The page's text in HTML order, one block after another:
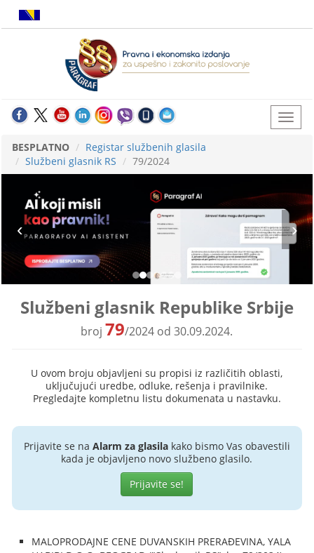
BESPLATNO
Registar službenih glasila
Službeni glasnik RS
79/2024
Službeni glasnik Republike Srbije
broj 79/2024 od 30.09.2024.
U ovom broju objavljeni su propisi iz različitih oblasti,
uključujući uredbe, odluke, rešenja i pravilnike.
Pregledajte kompletnu listu dokumenata u nastavku.
Prijavite se na Alarm za glasilakako bismo Vas obavestili
kada je objavljeno novo službeno glasilo.
Prijavite se!
MALOPRODAJNE CENE DUVANSKIH PRERAĐEVINA, YALA